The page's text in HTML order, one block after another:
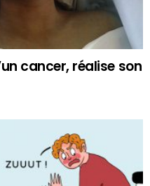
cancer, réalise son